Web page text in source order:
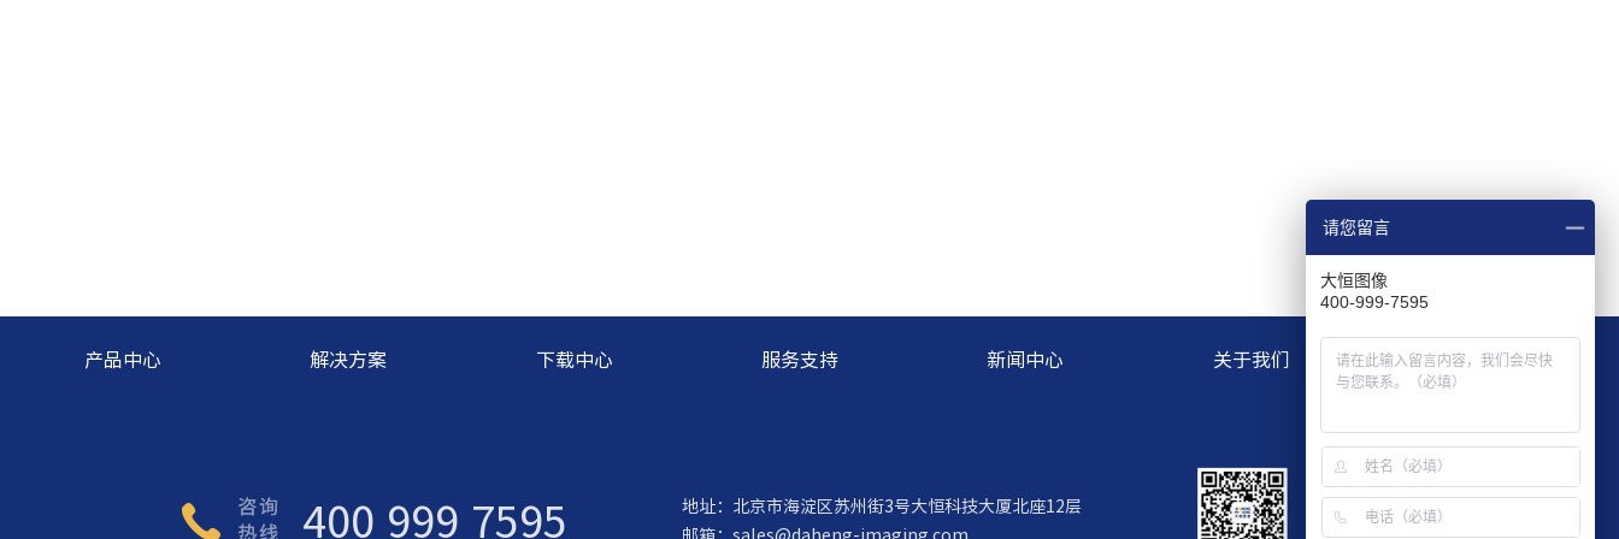
产品中心 解决方案 下载中心 服务支持 新闻中心 关于我们
400 999 7595
地址：北京市海淀区苏州街3号大恒科技大厦北座12层
请您留言
大恒图像
400-999-7595